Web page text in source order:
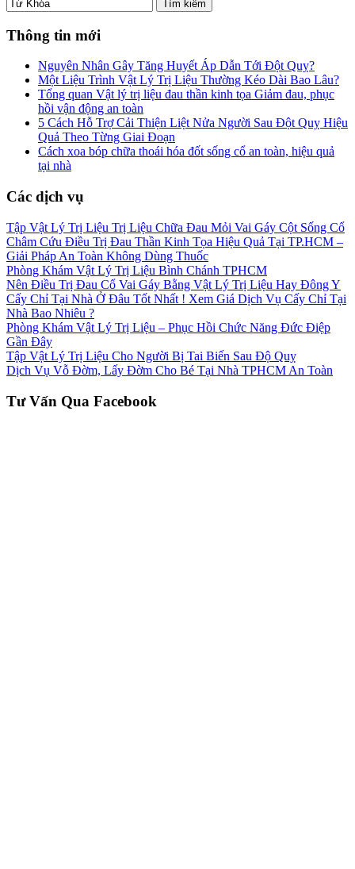
Thông tin mới
Nguyên Nhân Gây Tăng Huyết Áp Dẫn Tới Đột Quỵ?
Một Liệu Trình Vật Lý Trị Liệu Thường Kéo Dài Bao Lâu?
Tổng quan Vật lý trị liệu đau thần kinh tọa Giảm đau, phục
hồi vận động an toàn
5 Cách Hỗ Trợ Cải Thiện Liệt Nửa Người Sau Đột Quỵ Hiệu
Quả Theo Từng Giai Đoạn
Cách xoa bóp chữa thoái hóa đốt sống cổ an toàn, hiệu quả
tại nhà
Các dịch vụ
Tập Vật Lý Trị Liệu Trị Liệu Chữa Đau Mỏi Vai Gáy Cột Sống Cổ
Châm Cứu Điều Trị Đau Thần Kinh Tọa Hiệu Quả Tại TP.HCM –
Giải Pháp An Toàn Không Dùng Thuốc
Phòng Khám Vật Lý Trị Liệu Bình Chánh TPHCM
Nên Điều Trị Đau Cổ Vai Gáy Bằng Vật Lý Trị Liệu Hay Đông Y
Cấy Chỉ Tại Nhà Ở Đâu Tốt Nhất ! Xem Giá Dịch Vụ Cấy Chỉ Tại
Nhà Bao Nhiêu ?
Phòng Khám Vật Lý Trị Liệu – Phục Hồi Chức Năng Đức Điệp
Gần Đây
Tập Vật Lý Trị Liệu Cho Người Bị Tai Biến Sau Độ Quỵ
Dịch Vụ Vỗ Đờm, Lấy Đờm Cho Bé Tại Nhà TPHCM An Toàn
Tư Vấn Qua Facebook